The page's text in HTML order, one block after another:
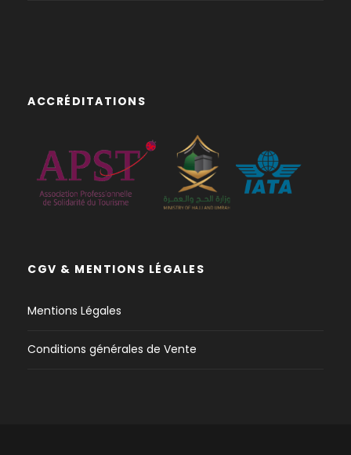
ACCRÉDITATIONS
CGV & MENTIONS LÉGALES
Mentions Légales
Conditions générales de Vente